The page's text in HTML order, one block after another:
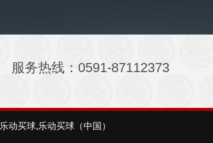
服务热线：0591-87112373
乐动买球,乐动买球（中国）